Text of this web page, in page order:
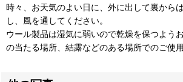
時々、お天気のよい日に、外に出して裏から
し、風を通してください。
ウール製品は湿気に弱いので乾燥を保つよう
の当たる場所、結露などのある場所でのご使